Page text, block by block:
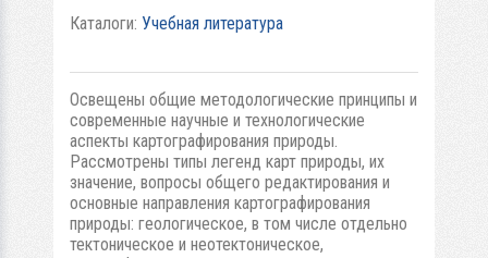
Каталоги: Учебная литература
Освещены общие методологические принципы и
современные научные и технологические
аспекты картографирования природы.
Рассмотрены типы легенд карт природы, их
значение, вопросы общего редактирования и
основные направления картографирования
природы: геологическое, в том числе отдельно
тектоническое и неотектоническое,